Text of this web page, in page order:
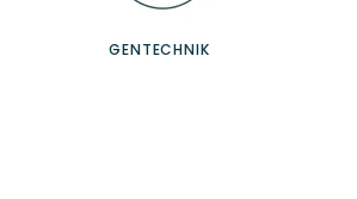
GENTECHNIK